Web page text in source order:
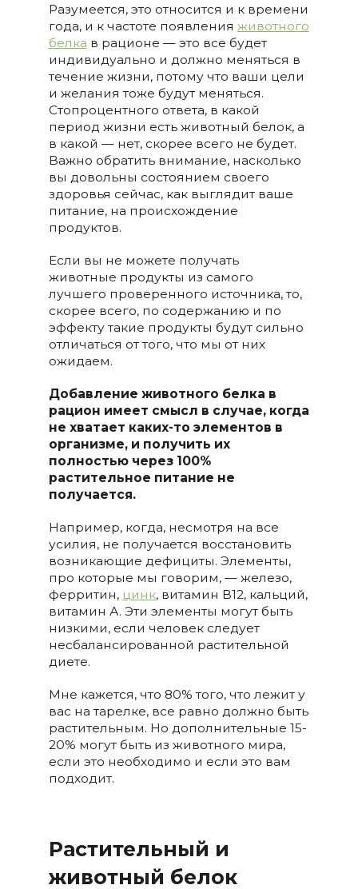
Разумеется, это относится и к времени
года, и к частоте появления животного
белка в рационе — это все будет
индивидуально и должно меняться в
течение жизни, потому что ваши цели
и желания тоже будут меняться.
Стопроцентного ответа, в какой
период жизни есть животный белок, а
в какой — нет, скорее всего не будет.
Важно обратить внимание, насколько
вы довольны состоянием своего
здоровья сейчас, как выглядит ваше
питание, на происхождение
продуктов.
Если вы не можете получать
животные продукты из самого
лучшего проверенного источника, то,
скорее всего, по содержанию и по
эффекту такие продукты будут сильно
отличаться от того, что мы от них
ожидаем.
Добавление животного белка в
рацион имеет смысл в случае, когда
не хватает каких-то элементов в
организме, и получить их
полностью через 100%
растительное питание не
получается.
Например, когда, несмотря на все
усилия, не получается восстановить
возникающие дефициты. Элементы,
про которые мы говорим, — железо,
ферритин, цинк, витамин B12, кальций,
витамин А. Эти элементы могут быть
низкими, если человек следует
несбалансированной растительной
диете.
Мне кажется, что 80% того, что лежит у
вас на тарелке, все равно должно быть
растительным. Но дополнительные 15-
20% могут быть из животного мира,
если это необходимо и если это вам
подходит.
Растительный и
животный белок